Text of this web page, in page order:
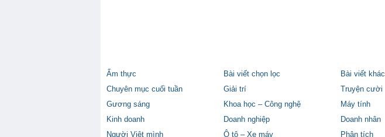
Ẩm thực Bài viết chọn lọc Bài viết khác
Chuyên mục cuối tuần
Giải trí Truyện cười
Gương sáng
Khoa học – Công nghệ Máy tính
Kinh doanh
Doanh nghiệp Doanh nhân
Người Việt mình
Ô tô – Xe máy Phân tích